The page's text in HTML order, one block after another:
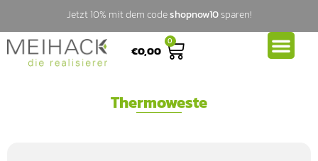
Jetzt 10% mit dem codeshopnow10sparen!
€0,00
0
Thermoweste